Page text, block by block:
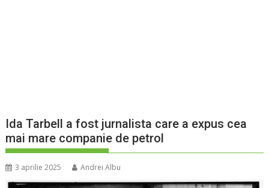
Ida Tarbell a fost jurnalista care a expus cea
mai mare companie de petrol
3 aprilie 2025 Andrei Albu